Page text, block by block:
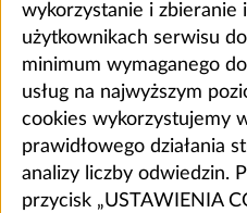
wykorzystanie i zbieranie
użytkownikach serwisu
minimum wymaganego
usług na najwyższym
cookies wykorzystujemy
prawidłowego działania
analizy liczby odwiedzin.
przycisk „USTAWIENIA